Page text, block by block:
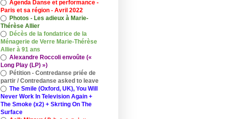
◯ Agenda Danse et performance -
Paris et sa région - Avril 2022
◯ Photos - Les adieux à Marie-
Thérèse Allier
◯ Décès de la fondatrice de la
Ménagerie de Verre Marie-Thérèse
Allier à 91 ans
◯ Alexandre Roccoli envoûte («
Long Play (LP) »)
◯ Pétition - Contredanse priée de
partir / Contredanse asked to leave
◯ The Smile (Oxford, UK), You Will
Never Work In Television Again +
The Smoke (x2) + Skrting On The
Surface